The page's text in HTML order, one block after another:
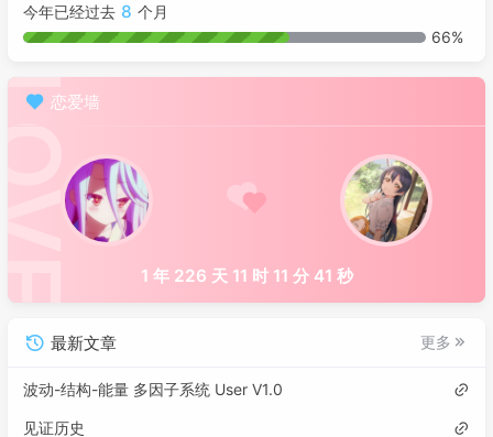
今年已经过去 8 个月
66%
恋爱墙
1 年 226 天 11 时 11 分 41 秒
最新文章 更多
波动-结构-能量 多因子系统 User V1.0
见证历史